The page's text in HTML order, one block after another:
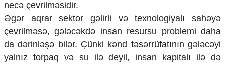
necə çevrilməsidir.
Əgər aqrar sektor gəlirli və texnologiyalı sahəyə
çevrilməsə, gələcəkdə insan resursu problemi daha
da dərinləşə bilər. Çünki kənd təsərrüfatının gələcəyi
yalnız torpaq və su ilə deyil, insan kapitalı ilə də